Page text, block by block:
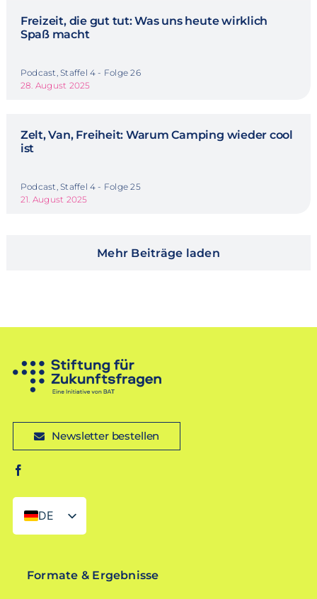
Freizeit, die gut tut: Was uns heute wirklich
Spaß macht
Podcast, Staffel 4 - Folge 26
28. August 2025
Zelt, Van, Freiheit: Warum Camping wieder cool
ist
Podcast, Staffel 4 - Folge 25
21. August 2025
Mehr Beiträge laden
Newsletter bestellen
DE
EN
Formate & Ergebnisse